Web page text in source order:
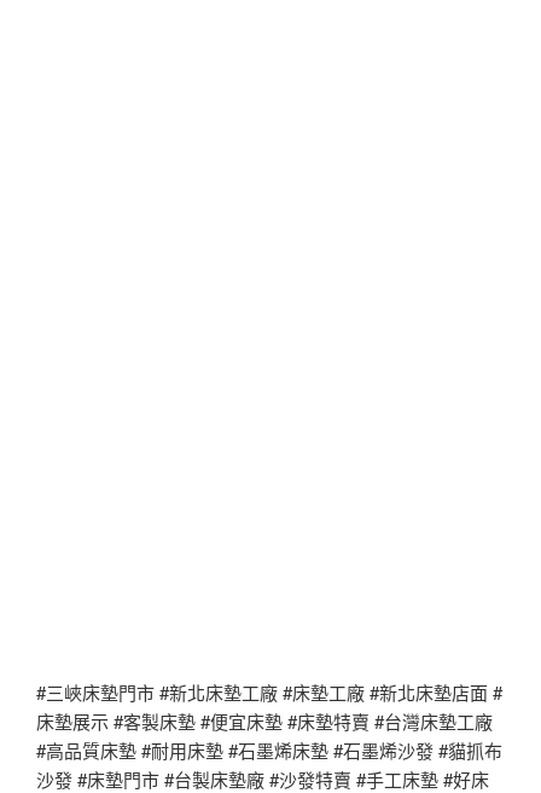
#三峽床墊門市 #新北床墊工廠 #床墊工廠 #新北床墊店面 #
床墊展示 #客製床墊 #便宜床墊 #床墊特賣 #台灣床墊工廠
#高品質床墊 #耐用床墊 #石墨烯床墊 #石墨烯沙發 #貓抓布
沙發 #床墊門市 #台製床墊廠 #沙發特賣 #手工床墊 #好床